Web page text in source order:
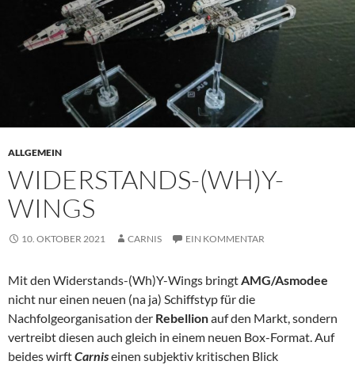
ALLGEMEIN
WIDERSTANDS-(WH)Y-
WINGS
10. OKTOBER 2021 CARNIS EIN KOMMENTAR
Mit den Widerstands-(Wh)Y-Wings bringtAMG/Asmodee
nicht nur einen neuen (na ja) Schiffstyp für die
Nachfolgeorganisation der Rebellionauf den Markt, sondern
vertreibt diesen auch gleich in einem neuen Box-Format. Auf
beides wirftCarniseinen subjektiv kritischen Blick